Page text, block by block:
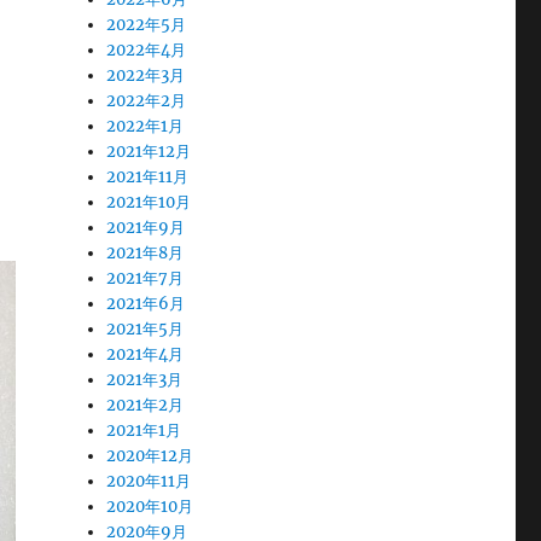
2022年5月
2022年4月
2022年3月
2022年2月
2022年1月
2021年12月
2021年11月
2021年10月
2021年9月
2021年8月
2021年7月
2021年6月
2021年5月
2021年4月
2021年3月
2021年2月
2021年1月
2020年12月
2020年11月
2020年10月
2020年9月